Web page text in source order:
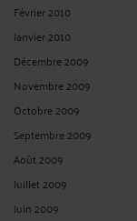
Février 2010
Janvier 2010
Décembre 2009
Novembre 2009
Octobre 2009
Septembre 2009
Août 2009
Juillet 2009
Juin 2009